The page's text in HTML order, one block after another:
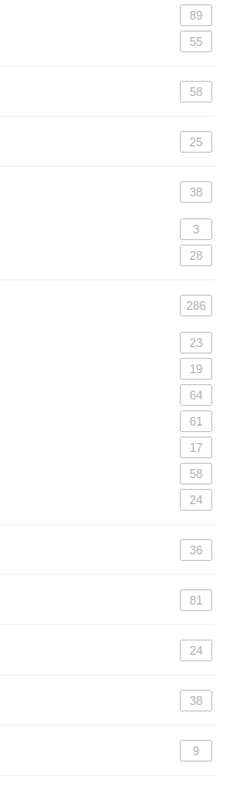
89
55
58
25
38
3
28
286
23
19
64
61
17
58
24
36
81
24
38
9